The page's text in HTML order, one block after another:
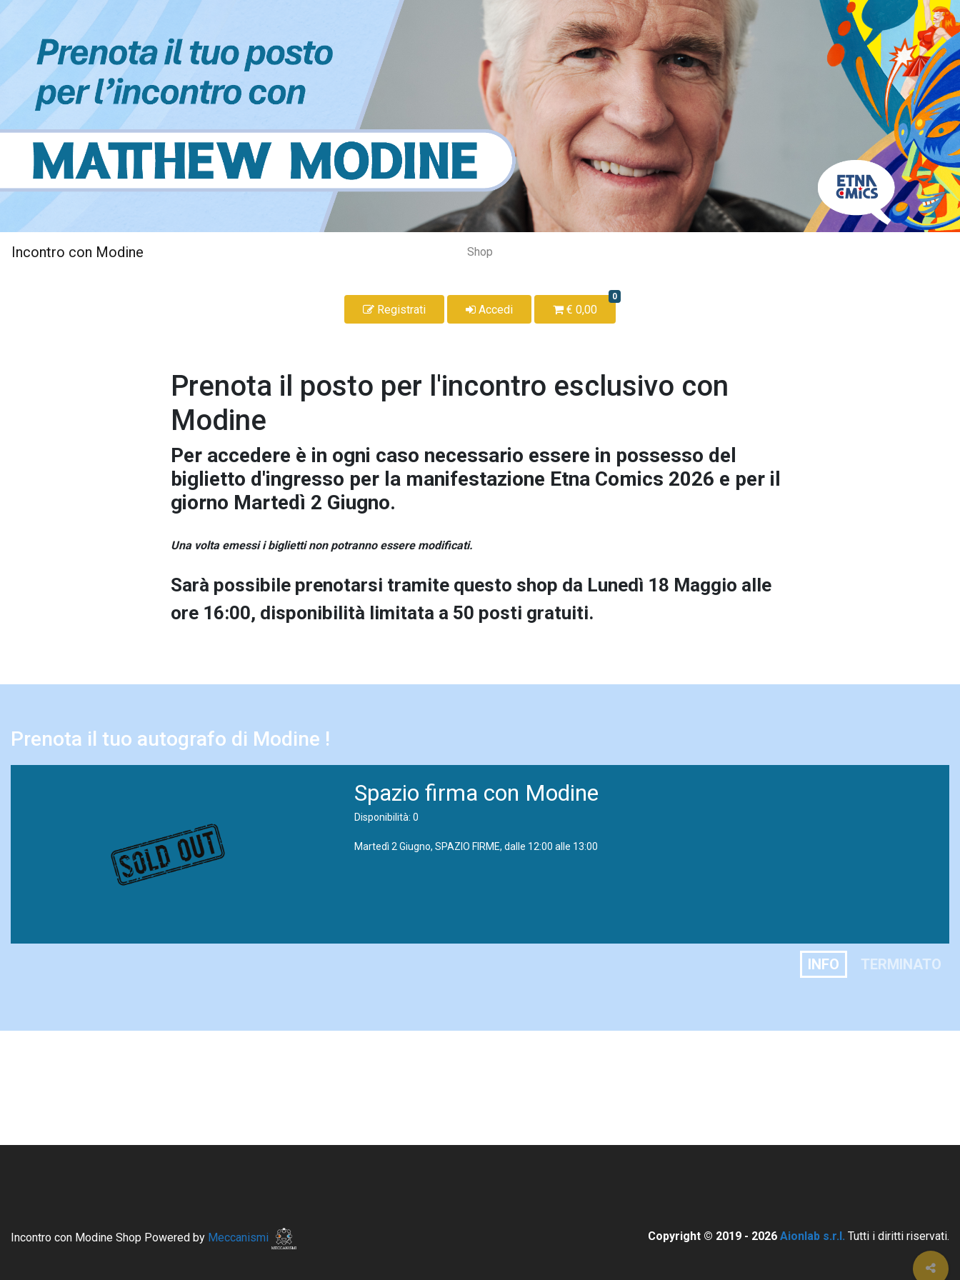
Incontro con Modine Shop
Registrati Accedi € 0,00
0
Prenota il posto per l'incontro esclusivo con
Modine
Per accedere è in ogni caso necessario essere in possesso del
biglietto d'ingresso per la manifestazione Etna Comics 2026 e per il
giorno Martedì 2 Giugno.
Una volta emessi i biglietti non potranno essere modificati.
Sarà possibile prenotarsi tramite questo shop da Lunedì 18 Maggio alle
ore 16:00, disponibilità limitata a 50 posti gratuiti.
Prenota il tuo autografo di Modine !
Spazio firma con Modine
Disponibilità: 0
Martedì 2 Giugno, SPAZIO FIRME, dalle 12:00 alle 13:00
INFO TERMINATO
Incontro con Modine Shop Powered by Meccanismi Copyright © 2019 - 2026 Aionlab s.r.l. Tutti i diritti riservati.